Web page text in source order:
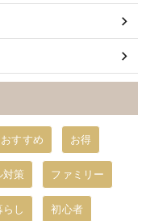
おすすめ お得
対策 ファミリー
らし 初心者